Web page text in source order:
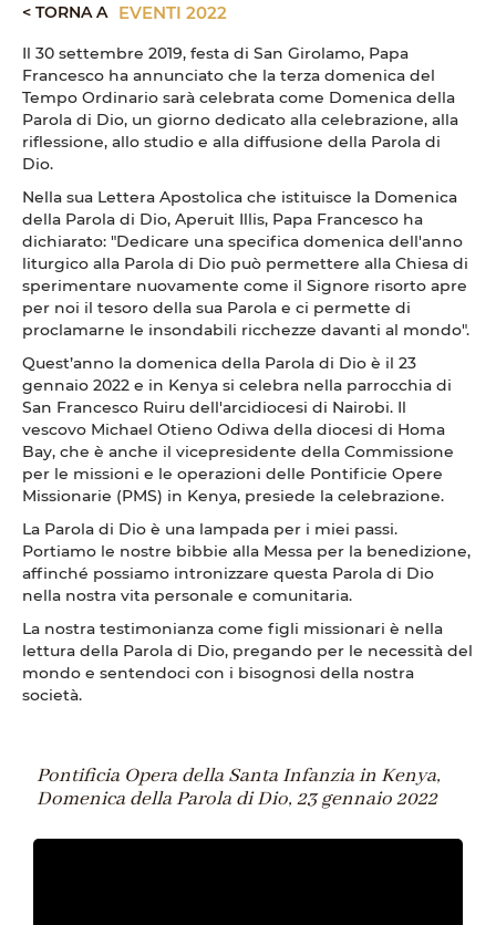
< TORNA A EVENTI 2022
Il 30 settembre 2019, festa di San Girolamo, Papa
Francesco ha annunciato che la terza domenica del
Tempo Ordinario sarà celebrata come Domenica della
Parola di Dio, un giorno dedicato alla celebrazione, alla
riflessione, allo studio e alla diffusione della Parola di
Dio.
Nella sua Lettera Apostolica che istituisce la Domenica
della Parola di Dio, Aperuit Illis, Papa Francesco ha
dichiarato: "Dedicare una specifica domenica dell'anno
liturgico alla Parola di Dio può permettere alla Chiesa di
sperimentare nuovamente come il Signore risorto apre
per noi il tesoro della sua Parola e ci permette di
proclamarne le insondabili ricchezze davanti al mondo".
Quest’anno la domenica della Parola di Dio è il 23
gennaio 2022 e in Kenya si celebra nella parrocchia di
San Francesco Ruiru dell'arcidiocesi di Nairobi. Il
vescovo Michael Otieno Odiwa della diocesi di Homa
Bay, che è anche il vicepresidente della Commissione
per le missioni e le operazioni delle Pontificie Opere
Missionarie (PMS) in Kenya, presiede la celebrazione.
La Parola di Dio è una lampada per i miei passi.
Portiamo le nostre bibbie alla Messa per la benedizione,
affinché possiamo intronizzare questa Parola di Dio
nella nostra vita personale e comunitaria.
La nostra testimonianza come figli missionari è nella
lettura della Parola di Dio, pregando per le necessità del
mondo e sentendoci con i bisognosi della nostra
società.
Pontificia Opera della Santa Infanzia in Kenya,
Domenica della Parola di Dio, 23 gennaio 2022